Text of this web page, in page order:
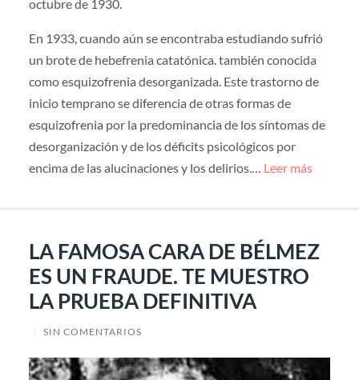
octubre de 1930.
En 1933, cuando aún se encontraba estudiando sufrió
un brote de hebefrenia catatónica. también conocida
como esquizofrenia desorganizada. Este trastorno de
inicio temprano se diferencia de otras formas de
esquizofrenia por la predominancia de los síntomas de
desorganización y de los déficits psicológicos por
encima de las alucinaciones y los delirios.… Leer más
LA FAMOSA CARA DE BÉLMEZ
ES UN FRAUDE. TE MUESTRO
LA PRUEBA DEFINITIVA
/ SIN COMENTARIOS